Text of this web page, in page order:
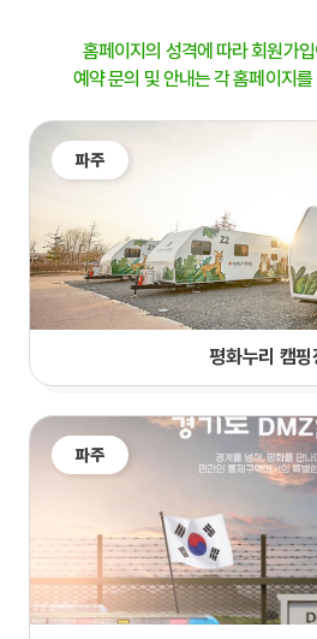
홈페이지의 성격에 따라 회원가
예약 문의 및 안내는 각 홈페이지
파주
평화누리 캠핑
파주